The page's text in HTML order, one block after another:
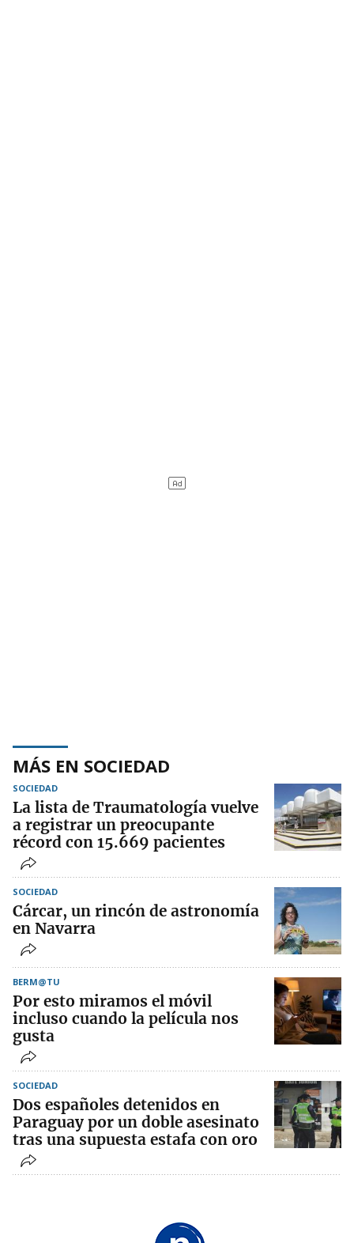
MÁS EN SOCIEDAD
SOCIEDAD
La lista de Traumatología vuelve
a registrar un preocupante
récord con 15.669 pacientes
SOCIEDAD
Cárcar, un rincón de astronomía
en Navarra
BERM@TU
Por esto miramos el móvil
incluso cuando la película nos
gusta
SOCIEDAD
Dos españoles detenidos en
Paraguay por un doble asesinato
tras una supuesta estafa con oro